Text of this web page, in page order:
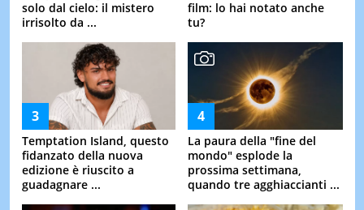
solo dal cielo: il mistero
irrisolto da ...
film: lo hai notato anche
tu?
Temptation Island, questo
fidanzato della nuova
edizione è riuscito a
guadagnare ...
La paura della "fine del
mondo" esplode la
prossima settimana,
quando tre agghiaccianti ...